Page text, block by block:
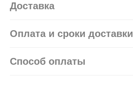
Доставка
Оплата и сроки доставки
Способ оплаты